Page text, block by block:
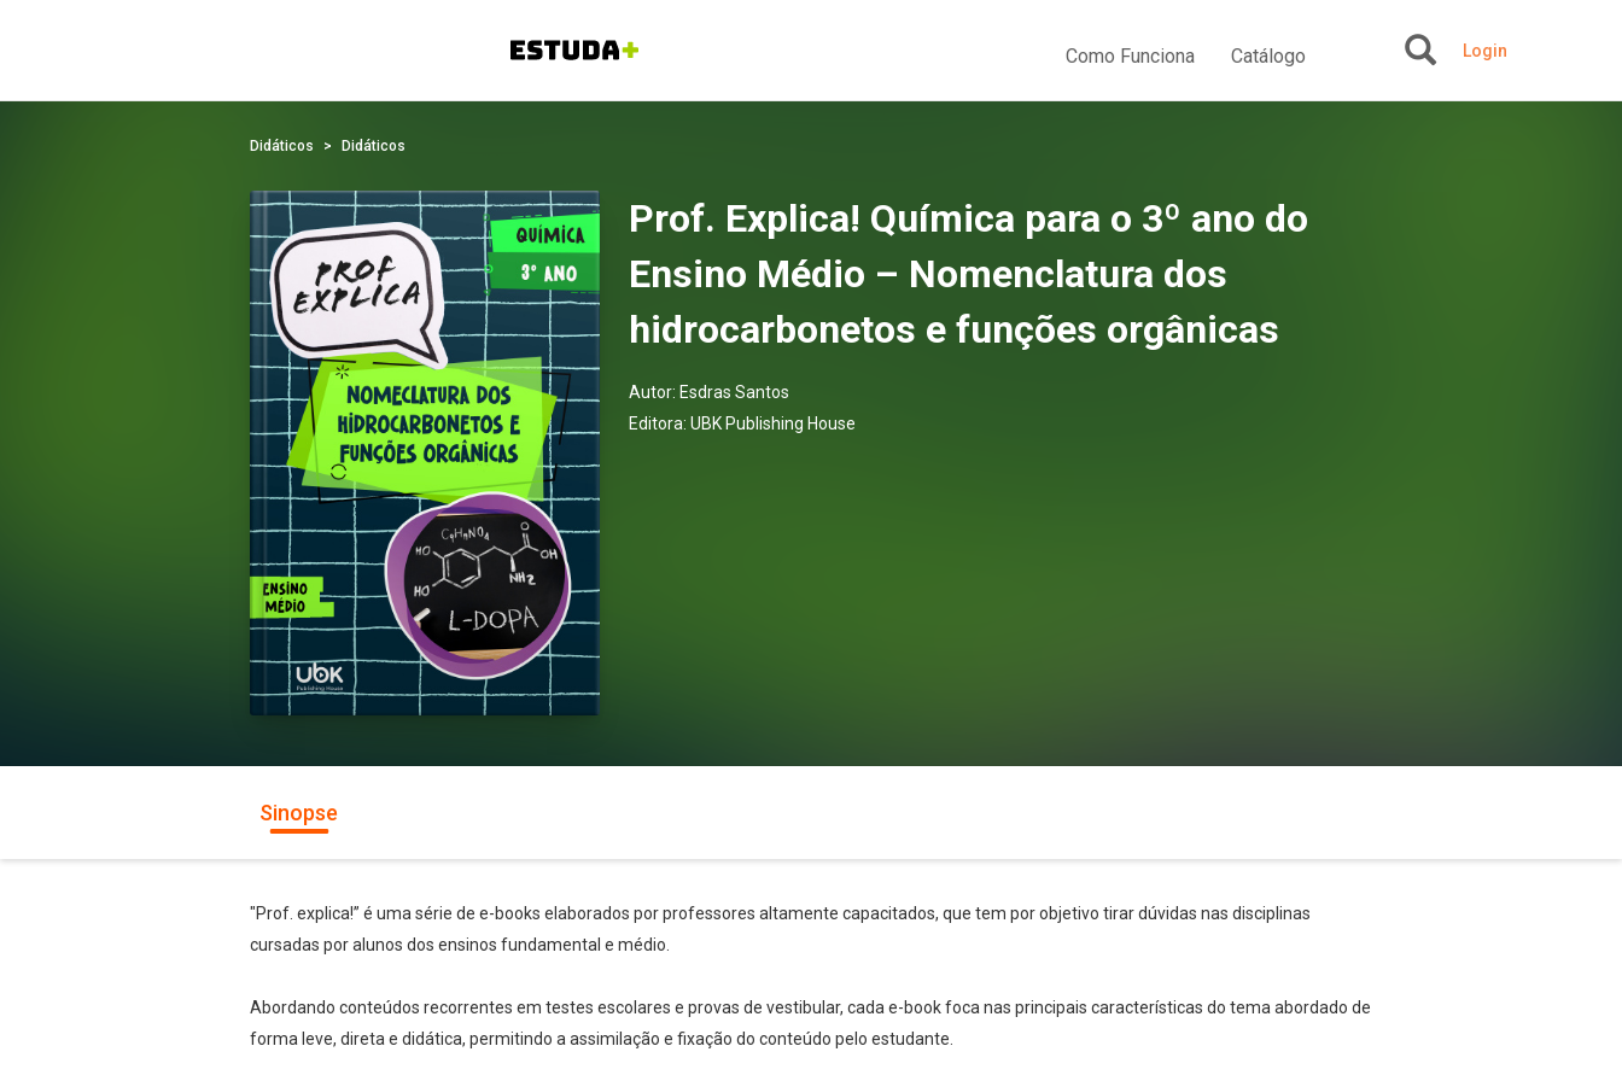
Como Funciona Catálogo Login
Didáticos Didáticos
Prof. Explica! Química para o 3º ano do
Ensino Médio – Nomenclatura dos
hidrocarbonetos e funções orgânicas
Autor: Esdras Santos
Editora: UBK Publishing House
Sinopse
"Prof. explica!” é uma série de e-books elaborados por professores altamente capacitados, que tem por objetivo tirar dúvidas nas disciplinas
cursadas por alunos dos ensinos fundamental e médio.
Abordando conteúdos recorrentes em testes escolares e provas de vestibular, cada e-book foca nas principais características do tema abordado de
forma leve, direta e didática, permitindo a assimilação e fixação do conteúdo pelo estudante.